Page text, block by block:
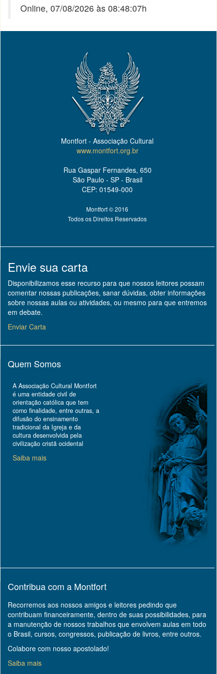
Online, 07/08/2026 às 08:48:07h
Montfort - Associação Cultural
www.montfort.org.br
Rua Gaspar Fernandes, 650
São Paulo - SP - Brasil
CEP: 01549-000
Montfort © 2016
Todos os Direitos Reservados
Envie sua carta
Disponibilizamos esse recurso para que nossos leitores possam
comentar nossas publicações, sanar dúvidas, obter informações
sobre nossas aulas ou atividades, ou mesmo para que entremos
em debate.
Enviar Carta
Quem Somos
A Associação Cultural Montfort
é uma entidade civil de
orientação católica que tem
como finalidade, entre outras, a
difusão do ensinamento
tradicional da Igreja e da
cultura desenvolvida pela
civilização cristã ocidental
Saiba mais
Contribua com a Montfort
Recorremos aos nossos amigos e leitores pedindo que
contribuam financeiramente, dentro de suas possibilidades, para
a manutenção de nossos trabalhos que envolvem aulas em todo
o Brasil, cursos, congressos, publicação de livros, entre outros.
Colabore com nosso apostolado!
Saiba mais